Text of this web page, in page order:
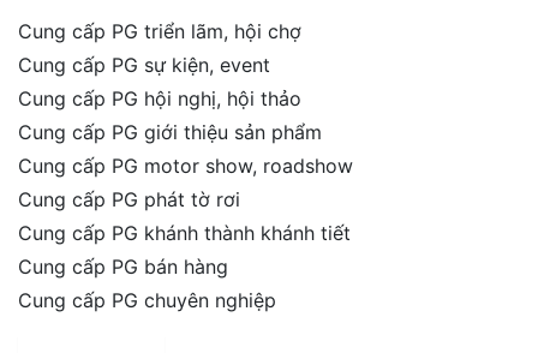
Cung cấp PG triển lãm, hội chợ
Cung cấp PG sự kiện, event
Cung cấp PG hội nghị, hội thảo
Cung cấp PG giới thiệu sản phẩm
Cung cấp PG motor show, roadshow
Cung cấp PG phát tờ rơi
Cung cấp PG khánh thành khánh tiết
Cung cấp PG bán hàng
Cung cấp PG chuyên nghiệp